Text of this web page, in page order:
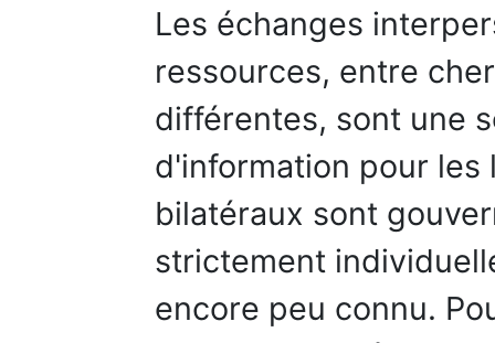
Les échanges
ressources, entre
différentes, sont une
d'information pour les
bilatéraux sont
strictement
encore peu connu.